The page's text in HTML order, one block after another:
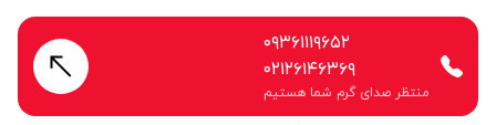
۰۹۳۶۱۱۱۹۶۵۲
۰۲۱۲۶۱۴۶۳۶۹
منتظر صدای گرم شما هستیم